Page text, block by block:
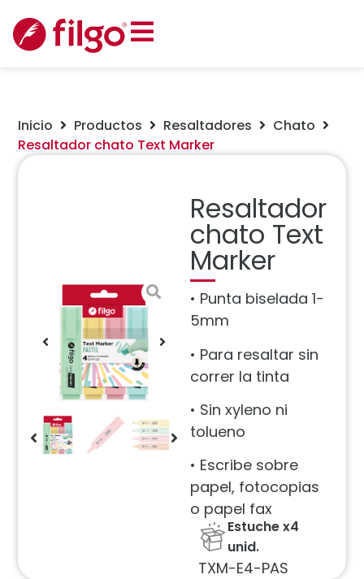
Inicio Productos Resaltadores
Chato
Resaltador chato Text Marker
Resaltador
chato Text
Marker
• Punta biselada 1-
5mm
• Para resaltar sin
correr la tinta
• Sin xyleno ni
tolueno
• Escribe sobre
papel, fotocopias
o papel fax
Estuche x4
unid.
TXM-E4-PAS